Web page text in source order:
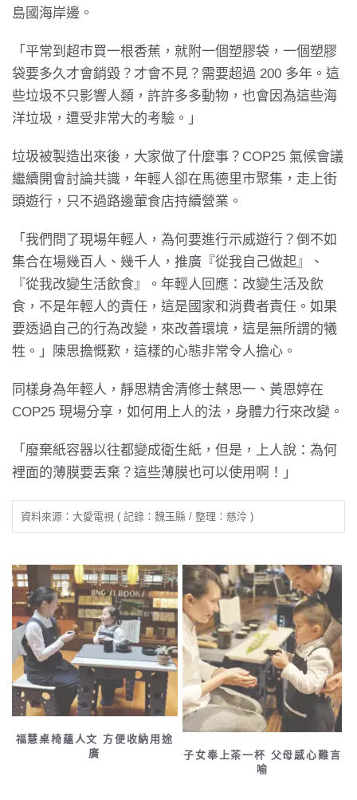
島國海岸邊。
「平常到超市買一根香蕉，就附一個塑膠袋，一個塑膠
袋要多久才會銷毀？才會不見？需要超過 200 多年。這
些垃圾不只影響人類，許許多多動物，也會因為這些海
洋垃圾，遭受非常大的考驗。」
垃圾被製造出來後，大家做了什麼事？COP25 氣候會議
繼續開會討論共識，年輕人卻在馬德里市聚集，走上街
頭遊行，只不過路邊葷食店持續營業。
「我們問了現場年輕人，為何要進行示威遊行？倒不如
集合在場幾百人、幾千人，推廣『從我自己做起』、
『從我改變生活飲食』。年輕人回應：改變生活及飲
食，不是年輕人的責任，這是國家和消費者責任。如果
要透過自己的行為改變，來改善環境，這是無所謂的犧
牲。」陳思擔慨歎，這樣的心態非常令人擔心。
同樣身為年輕人，靜思精舍清修士蔡思一、黃恩婷在
COP25 現場分享，如何用上人的法，身體力行來改變。
「廢棄紙容器以往都變成衛生紙，但是，上人說：為何
裡面的薄膜要丟棄？這些薄膜也可以使用啊！」
資料來源：大愛電視 ( 記錄：魏玉縣 / 整理：慈泠 )
福慧桌椅蘊人文 方便收納用途
廣
子女奉上茶一杯 父母感心難言
喻